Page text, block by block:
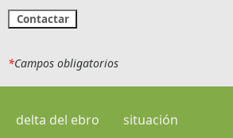
comercial y/o
43580 Deltebre (Tarragona).
De acuerdo con la
momento ejercer los
*Campos obligatorios
delta del ebro situación